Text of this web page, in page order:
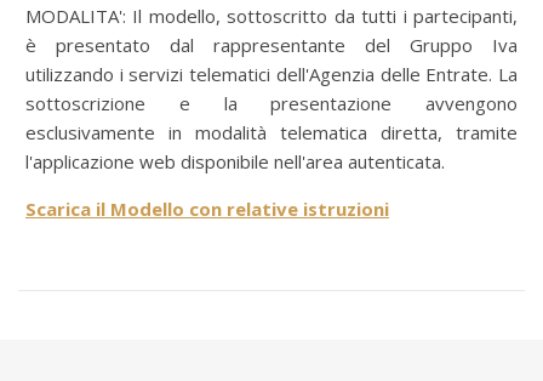
MODALITA': Il modello, sottoscritto da tutti i partecipanti,
è presentato dal rappresentante del Gruppo Iva
utilizzando i servizi telematici dell'Agenzia delle Entrate. La
sottoscrizione e la presentazione avvengono
esclusivamente in modalità telematica diretta, tramite
l'applicazione web disponibile nell'area autenticata.
Scarica il Modello con relative istruzioni